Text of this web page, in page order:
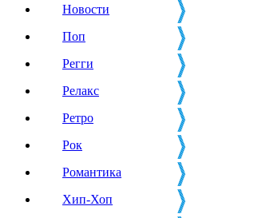
Новости
Поп
Регги
Релакс
Ретро
Рок
Романтика
Хип-Хоп